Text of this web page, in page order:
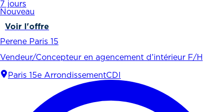
7 jours
Nouveau
Voir l'offre
Perene Paris 15
Vendeur/Concepteur en agencement d’intérieur F/H
Paris 15e ArrondissementCDI